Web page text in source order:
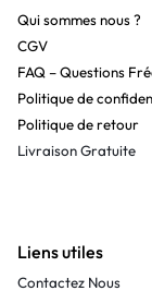
Qui sommes nous ?
CGV
FAQ – Questions
Politique de
Politique de retour
Livraison Gratuite
Liens utiles
Contactez Nous